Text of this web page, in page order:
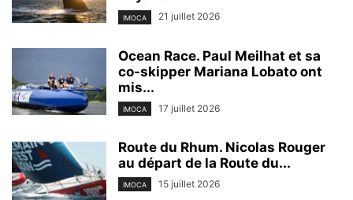
IMOCA 21 juillet 2026
Ocean Race. Paul Meilhat et sa
co-skipper Mariana Lobato ont
mis...
IMOCA 17 juillet 2026
Route du Rhum. Nicolas Rouger
au départ de la Route du...
IMOCA 15 juillet 2026